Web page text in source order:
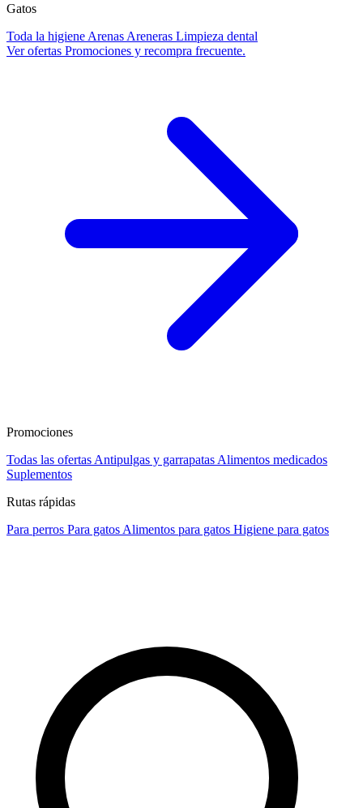
Gatos
Toda la higiene Arenas Areneras Limpieza dental
Ver ofertas Promociones y recompra frecuente.
Promociones
Todas las ofertas Antipulgas y garrapatas Alimentos medicados
Suplementos
Rutas rápidas
Para perros Para gatos Alimentos para gatos Higiene para gatos